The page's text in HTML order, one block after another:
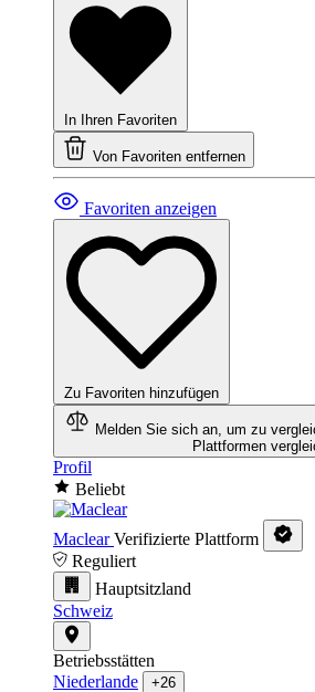
In Ihren Favoriten
Von Favoriten entfernen
Favoriten anzeigen
Zu Favoriten hinzufügen
Melden Sie sich an, um zu
Plattformen
Profil
Beliebt
Maclear Verifizierte Plattform
Reguliert
Hauptsitzland
Schweiz
Betriebsstätten
Niederlande
+26